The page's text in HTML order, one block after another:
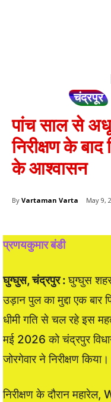
चंद्रपूर
पांच साल से
निरीक्षण के
के आश्वासन
By Vartaman Varta May 9,
प्रणयकुमार बंडी
घुग्घुस, चंद्रपुर :घुग्घुस शहर
उड़ान पुल का मुद्दा एक
धीमी गति से चल रहे इस
मई 2026 को चंद्रपुर
जोरगेवार ने निरीक्षण किया।
निरीक्षण के दौरान